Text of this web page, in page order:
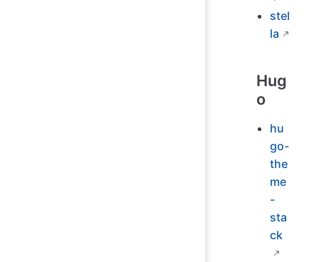
stel
la
Hug
o
hu
go-
the
me
-
sta
ck